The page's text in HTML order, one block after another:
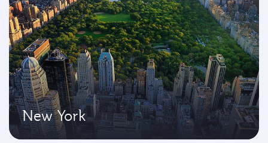
New York